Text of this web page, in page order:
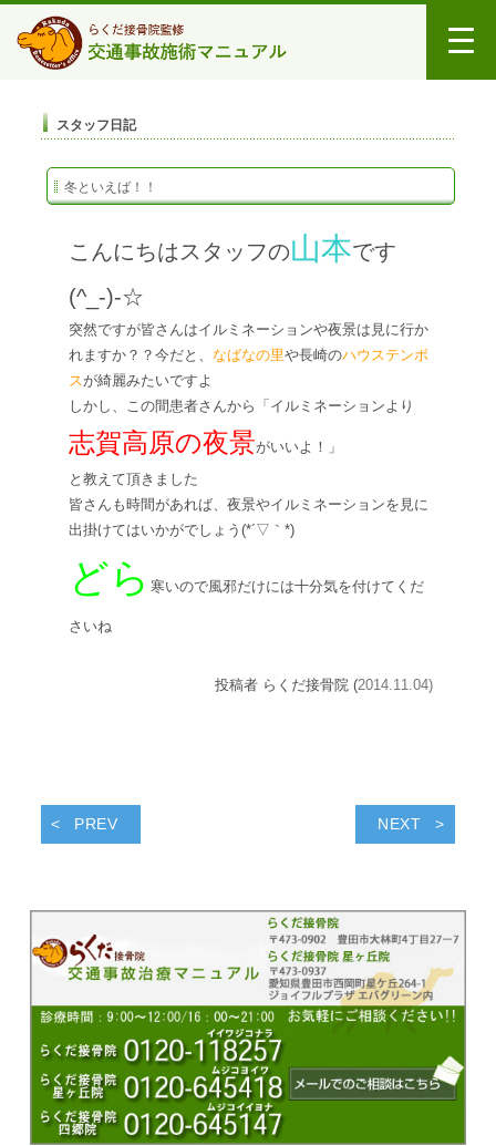
スタッフ日記
冬といえば！！
こんにちはスタッフの山本です
(^_-)-☆
突然ですが皆さんはイルミネーションや夜景は見に行か
れますか？？今だと、 なばなの里や長崎のハウステンボ
スが綺麗みたいですよ
しかし、この間患者さんから「イルミネーションより
志賀高原の夜景がいいよ！」
と教えて頂きました
皆さんも時間があれば、夜景やイルミネーションを見に
出掛けてはいかがでしょう(*´▽｀*)
どら 寒いので風邪だけには十分気を付けてくだ
さいね
投稿者 らくだ接骨院 (2014.11.04)
PREV NEXT